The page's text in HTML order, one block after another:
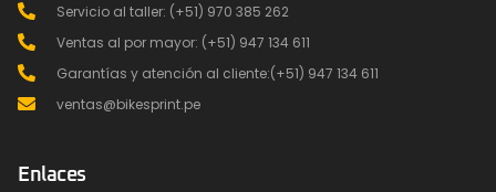
Servicio al taller: (+51) 970 385 262
Ventas al por mayor: (+51) 947 134 611
Garantías y atención al cliente:(+51) 947 134 611
ventas@bikesprint.pe
Enlaces